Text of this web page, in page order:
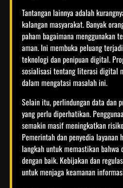
Tantangan lainnya adalah
kalangan masyarakat. Banyak
paham bagaimana menggunakan
aman. Ini membuka peluang
teknologi dan penipuan digital.
sosialisasi tentang literasi digital
dalam mengatasi masalah ini.
Selain itu, perlindungan data dan
yang perlu diperhatikan.
semakin masif meningkatkan
Pemerintah dan penyedia layanan
langkah untuk memastikan
dengan baik. Kebijakan dan
untuk menjaga keamanan